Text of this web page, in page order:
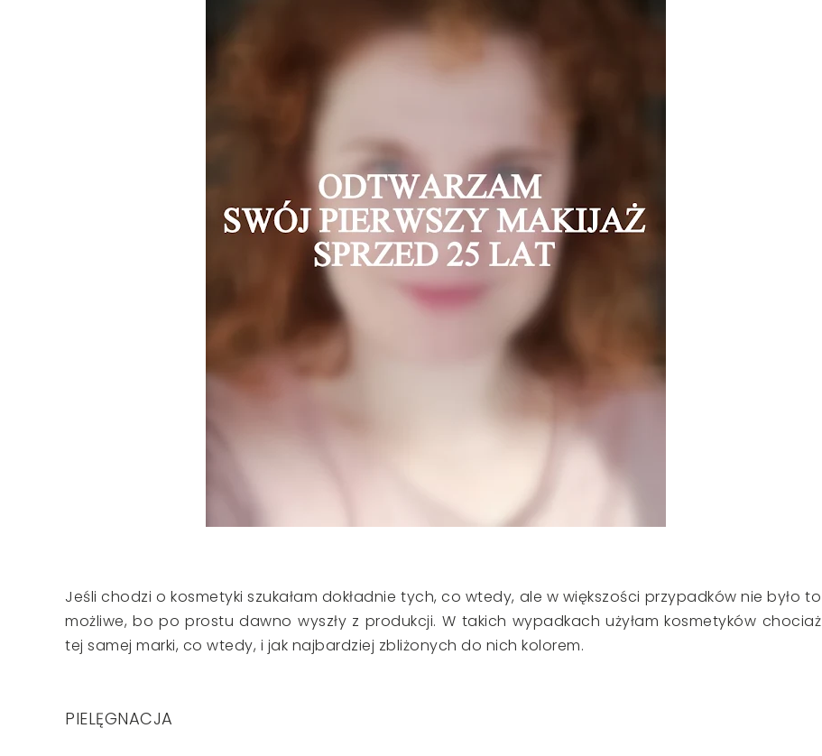
Jeśli chodzi o kosmetyki szukałam dokładnie tych, co wtedy, ale w większości przypadków nie było to
możliwe, bo po prostu dawno wyszły z produkcji. W takich wypadkach użyłam kosmetyków chociaż
tej samej marki, co wtedy, i jak najbardziej zbliżonych do nich kolorem.
PIELĘGNACJA